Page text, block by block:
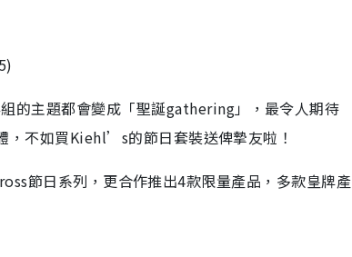
的主題都會變成「聖誕gathering」，最令人期待
不如買Kiehl’s的節日套裝送俾摯友啦！
節日系列，更合作推出4款限量產品，多款皇牌產